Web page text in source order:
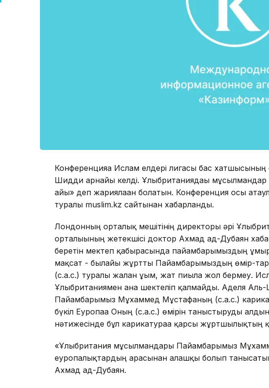
Конференцияға Ислам елдері лигасы бас
Шидди арнайы келді. Ұлыбританиядағы
айы» деп жариялаған болатын. Конференция осы
туралы muslim.kz сайтынан хабарланды.
Лондонның орталық мешітінің директоры әрі
орталығының жетекшісі доктор Ахмад ад-Дубаян
беретін мектеп қабырғасында пайғамбарымыздың
мақсат - былайғы жұртты Пайғамбарымыздың өмір-
(с.а.с.) туралы жалған ұғым, жат пиғылға жол бермеу.
Ұлыбританиямен ғана шектеліп қалмайды. Аделя
Пайғамбарымыз Мұхаммед Мұстафаның (с.а.с.)
бүкіл Еуропаға Оның (с.а.с.) өмірін таныстыруды
нәтижесінде бұл карикатураға қарсы жұртшылықтың
«Ұлыбритания мұсылмандары Пайғамбарымыз
еуропалықтардың арасынан алғашқы болып
Ахмад ад-Дубаян.